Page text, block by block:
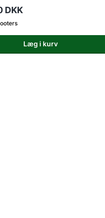
DKK
Læg i kurv